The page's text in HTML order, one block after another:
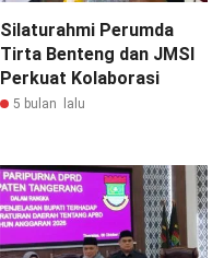
Silaturahmi Perumda
Tirta Benteng dan JMSI
Perkuat Kolaborasi
5 bulan lalu